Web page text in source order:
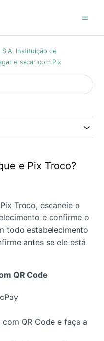
Instituição de
e sacar com Pix
e Pix Troco?
Troco, escaneie o
e confirme o
todo estabelecimento
antes se ele está
QR Code
QR Code e faça a